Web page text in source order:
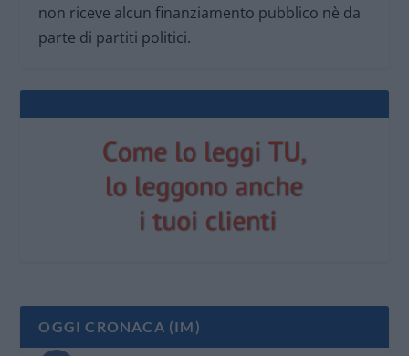
non riceve alcun finanziamento pubblico nè da
parte di partiti politici.
OGGI CRONACA (IM)